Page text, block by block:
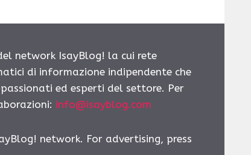
network IsayBlog! la cui rete
di informazione indipendente che
ed esperti del settore. Per
info@isayblog.com
network. For advertising, press